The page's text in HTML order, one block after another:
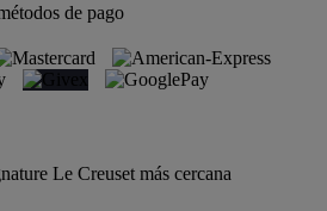
de pago
Le Creuset más cercana